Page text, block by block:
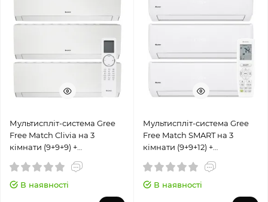
Мультиспліт-система Gree
Free Match Clivia на 3
кімнати (9+9+9) +
В наявності
Мультиспліт-система Gree
Free Match SMART на 3
кімнати (9+9+12) +
В наявності